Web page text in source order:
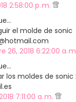
2:58:00 p. m.
el molde de sonic
26, 2018 6:22:00 a.
los moldes de
7:11:00 a. m.